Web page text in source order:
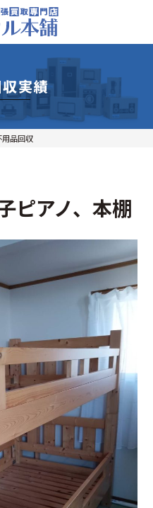
実績
品回収
ピアノ、本棚